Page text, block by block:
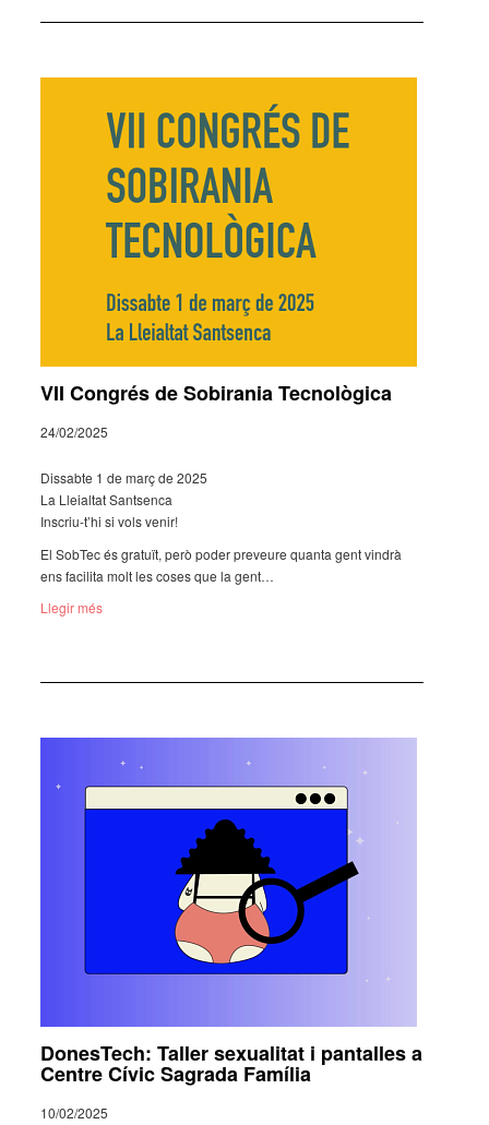
VII Congrés de Sobirania Tecnològica
24/02/2025
Dissabte 1 de març de 2025
La Lleial­tat Sant­senca
Inscriu-t’hi si vols venir!
El SobTec és gratuït, però poder preveure quanta gent vindrà
ens faci­lita molt les coses que la gent…
Llegir més
DonesTech: Taller sexualitat i pantalles a
Centre Cívic Sagrada Família
10/02/2025